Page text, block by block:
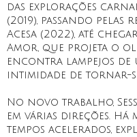
das explorações
(2019), passando pelas
Acesa (2022), até
Amor, que projeta o
encontra lampejos de
intimidade de tornar-
No novo trabalho,
em várias direções. Há
tempos acelerados,